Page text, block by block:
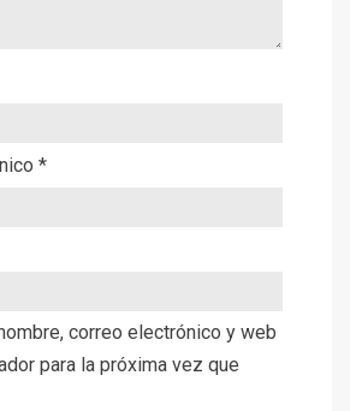
*
correo electrónico y web
para la próxima vez que